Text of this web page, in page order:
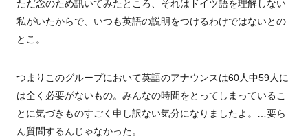
ただ念のため訊いてみたところ、それはドイツ語を理解しない
私がいたからで、いつも英語の説明をつけるわけではないとの
とこ。
つまりこのグループにおいて英語のアナウンスは60人中59人に
は全く必要がないもの。みんなの時間をとってしまっているこ
とに気づきものすごく申し訳ない気分になりましたよ。…要ら
ん質問するんじゃなかった。